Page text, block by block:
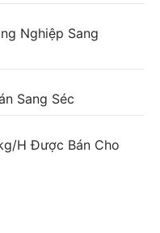
Nghiệp Sang
Sang Séc
h Được Bán Cho